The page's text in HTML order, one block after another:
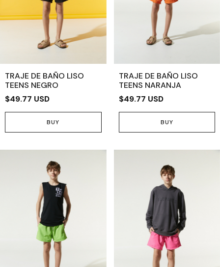
TRAJE DE BAÑO LISO
TEENS NEGRO
$49.77 USD
BUY
TRAJE DE BAÑO LISO
TEENS NARANJA
$49.77 USD
BUY